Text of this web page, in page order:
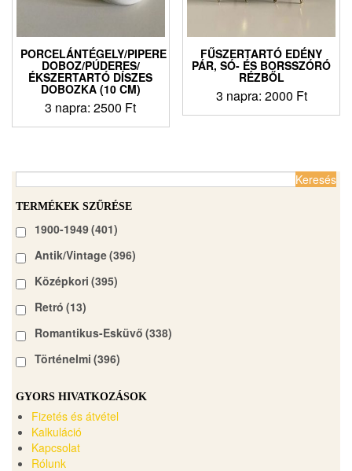
PORCELÁNTÉGELY/PIPERE
DOBOZ/PÚDERES/
ÉKSZERTARTÓ DÍSZES
DOBOZKA (10 CM)
3 napra:2500 Ft
FŰSZERTARTÓ EDÉNY
PÁR, SÓ- ÉS BORSSZÓRÓ
RÉZBŐL
3 napra: 2000 Ft
TERMÉKEK SZŰRÉSE
1900-1949(401)
Antik/Vintage(396)
Középkori (395)
Retró (13)
Romantikus-Esküvő (338)
Történelmi (396)
GYORS HIVATKOZÁSOK
Fizetés és átvétel
Kalkuláció
Kapcsolat
Rólunk